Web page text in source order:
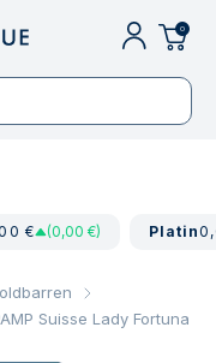
0
€ (0,00 €) Platin
Suisse Lady Fortuna